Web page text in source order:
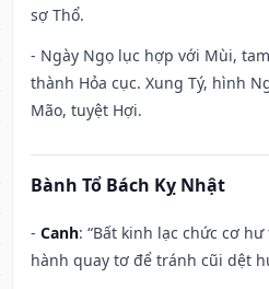
sợ Thổ.
- Ngày Ngọ lục hợp với Mùi,
thành Hỏa cục. Xung Tý, hình
Mão, tuyệt Hợi.
Bành Tổ Bách Kỵ Nhật
- Canh: “Bất kinh lạc chức cơ
hành quay tơ để tránh cũi dệt